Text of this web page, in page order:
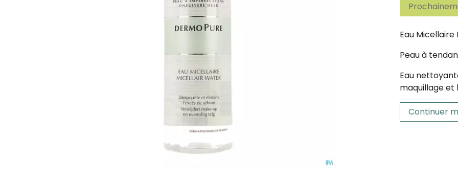
Eau
Peau à
Eau
maquillage et
Continuer